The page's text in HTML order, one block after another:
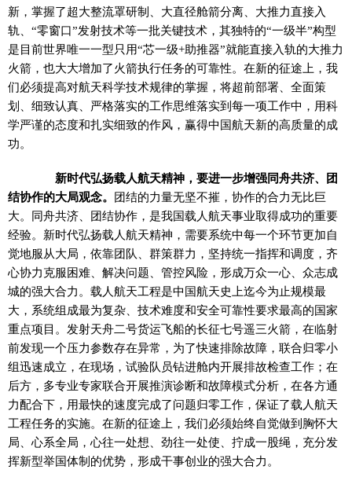
新，掌握了超大整流罩研制、大直径舱箭分离、大推力直接入
轨、“零窗口”发射技术等一批关键技术，其独特的“一级半”构型
是目前世界唯一一型只用“芯一级+助推器”就能直接入轨的大推力
火箭，也大大增加了火箭执行任务的可靠性。在新的征途上，我
们必须提高对航天科学技术规律的掌握，将超前部署、全面策
划、细致认真、严格落实的工作思维落实到每一项工作中，用科
学严谨的态度和扎实细致的作风，赢得中国航天新的高质量的成
功。
新时代弘扬载人航天精神，要进一步增强同舟共济、团
结协作的大局观念。 团结的力量无坚不摧，协作的合力无比巨
大。同舟共济、团结协作，是我国载人航天事业取得成功的重要
经验。新时代弘扬载人航天精神，需要系统中每一个环节更加自
觉地服从大局，依靠团队、群策群力，坚持统一指挥和调度，齐
心协力克服困难、解决问题、管控风险，形成万众一心、众志成
城的强大合力。载人航天工程是中国航天史上迄今为止规模最
大，系统组成最为复杂、技术难度和安全可靠性要求最高的国家
重点项目。发射天舟二号货运飞船的长征七号遥三火箭，在临射
前发现一个压力参数存在异常，为了快速排除故障，联合归零小
组迅速成立，在现场，试验队员钻进舱内开展排故检查工作；在
后方，多专业专家联合开展推演诊断和故障模式分析，在各方通
力配合下，用最快的速度完成了问题归零工作，保证了载人航天
工程任务的实施。在新的征途上，我们必须始终自觉做到胸怀大
局、心系全局，心往一处想、劲往一处使、拧成一股绳，充分发
挥新型举国体制的优势，形成干事创业的强大合力。